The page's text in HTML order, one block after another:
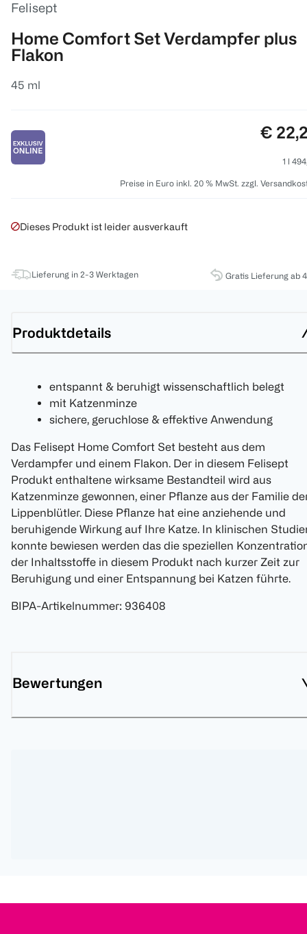
Felisept
Home Comfort Set Verdampfer plus
Flakon
45 ml
Preis:
€
1 l
Preise in Euro inkl. 20 % MwSt. zzgl.
Dieses Produkt ist leider ausverkauft
Lieferung in 2-3 Werktagen Gratis Lieferung ab
Produktdetails
entspannt & beruhigt wissenschaftlich belegt
mit Katzenminze
sichere, geruchlose & effektive Anwendung
Das Felisept Home Comfort Set besteht aus dem
Verdampfer und einem Flakon. Der in diesem Felisept
Produkt enthaltene wirksame Bestandteil wird aus
Katzenminze gewonnen, einer Pflanze aus der Familie
Lippenblütler. Diese Pflanze hat eine anziehende und
beruhigende Wirkung auf Ihre Katze. In klinischen
konnte bewiesen werden das die speziellen
der Inhaltsstoffe in diesem Produkt nach kurzer Zeit zur
Beruhigung und einer Entspannung bei Katzen führte.
BIPA-Artikelnummer: 936408
Bewertungen